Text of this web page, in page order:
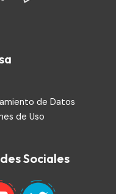
de Datos
de Uso
Sociales